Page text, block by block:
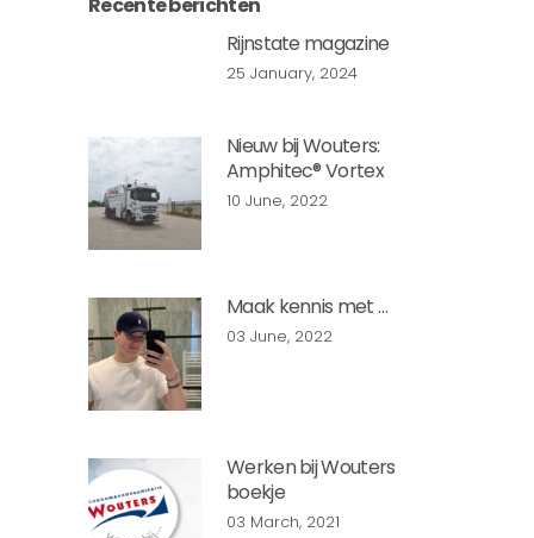
Recente berichten
Rijnstate magazine
25 January, 2024
Nieuw bij Wouters:
Amphitec® Vortex
10 June, 2022
Maak kennis met …
03 June, 2022
Werken bij Wouters
boekje
03 March, 2021